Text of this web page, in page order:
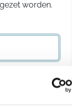
worden.